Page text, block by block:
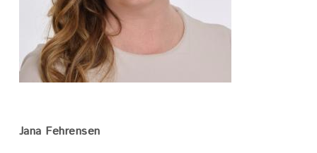
Jana Fehrensen